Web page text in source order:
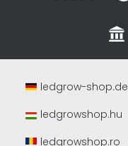
ledgrow-shop.de
ledgrowshop.hu
ledgrowshop.ro